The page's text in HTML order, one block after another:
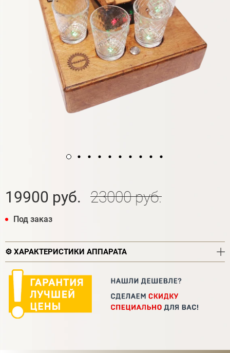
19900 руб. 23000 руб.
Под заказ
⚙️ ХАРАКТЕРИСТИКИ АППАРАТА